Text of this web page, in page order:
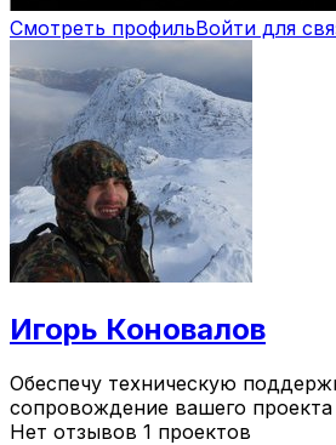
Смотреть профильВойти для
Игорь Коновалов
Обеспечу техническую
сопровождение вашего проекта
Нет отзывов 1 проектов